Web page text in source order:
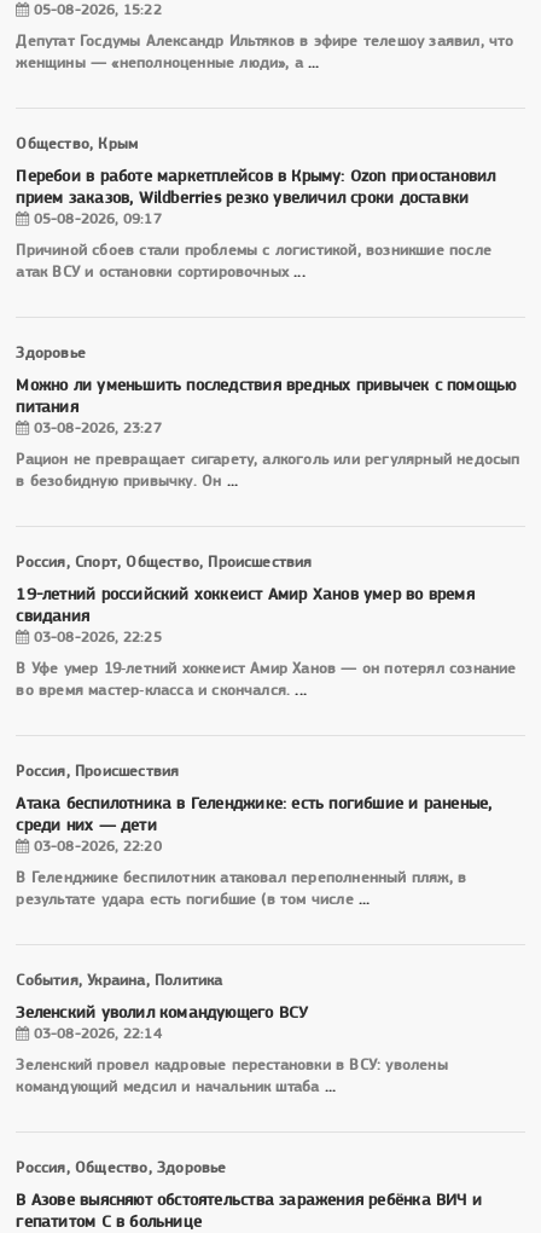
05-08-2026, 15:22
Депутат Госдумы Александр Ильтяков в эфире телешоу заявил, что
женщины — «неполноценные люди», а...
Общество, Крым
Перебои в работе маркетплейсов в Крыму: Ozon приостановил
прием заказов, Wildberries резко увеличил сроки доставки
05-08-2026, 09:17
Причиной сбоев стали проблемы с логистикой, возникшие после
атак ВСУ и остановки сортировочных...
Здоровье
Можно ли уменьшить последствия вредных привычек с помощью
питания
03-08-2026, 23:27
Рацион не превращает сигарету, алкоголь или регулярный недосып
в безобидную привычку. Он ...
Россия, Спорт, Общество, Происшествия
19-летний российский хоккеист Амир Ханов умер во время
свидания
03-08-2026, 22:25
В Уфе умер 19‑летний хоккеист Амир Ханов — он потерял сознание
во время мастер‑класса и скончался....
Россия, Происшествия
Атака беспилотника в Геленджике: есть погибшие и раненые,
среди них — дети
03-08-2026, 22:20
В Геленджике беспилотник атаковал переполненный пляж, в
результате удара есть погибшие (в том числе...
События, Украина, Политика
Зеленский уволил командующего ВСУ
03-08-2026, 22:14
Зеленский провел кадровые перестановки в ВСУ: уволены
командующий медсил и начальник штаба ...
Россия, Общество, Здоровье
В Азове выясняют обстоятельства заражения ребёнка ВИЧ и
гепатитом С в больнице